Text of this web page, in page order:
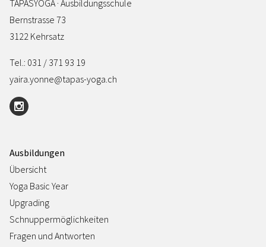
TAPASYOGA · Ausbildungsschule
Bernstrasse 73
3122 Kehrsatz
Tel.: 031 / 371 93 19
yaira.yonne@tapas-yoga.ch
Ausbildungen
Übersicht
Yoga Basic Year
Upgrading
Schnuppermöglichkeiten
Fragen und Antworten